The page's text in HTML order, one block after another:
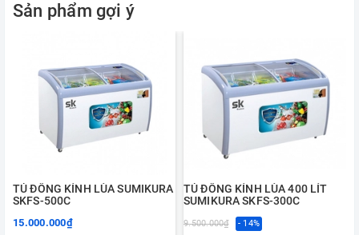
Sản phẩm gợi ý
TỦ ĐÔNG KÍNH LÙA SUMIKURA
SKFS-500C
15.000.000₫
TỦ ĐÔNG KÍNH LÙA 400 LÍT
SUMIKURA SKFS-300C
9.500.000₫ - 14%